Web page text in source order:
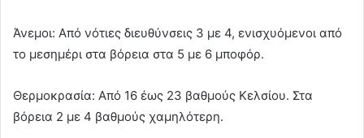
Άνεμοι: Από νότιες διευθύνσεις 3 με 4, ενισχυόμενοι από
το μεσημέρι στα βόρεια στα 5 με 6 μποφόρ.
Θερμοκρασία: Από 16 έως 23 βαθμούς Κελσίου. Στα
βόρεια 2 με 4 βαθμούς χαμηλότερη.